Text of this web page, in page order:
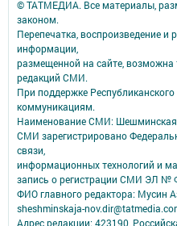
© ТАТМЕДИА. Все материалы,
законом.
Перепечатка, воспроизведение
информации,
размещенной на сайте, возможна
редакций СМИ.
При поддержке
коммуникациям.
Наименование СМИ: Шешминская
СМИ зарегистрировано
связи,
информационных технологий и
запись о регистрации СМИ ЭЛ №
ФИО главного редактора: Мусин
sheshminskaja-
Адрес редакции: 423190,